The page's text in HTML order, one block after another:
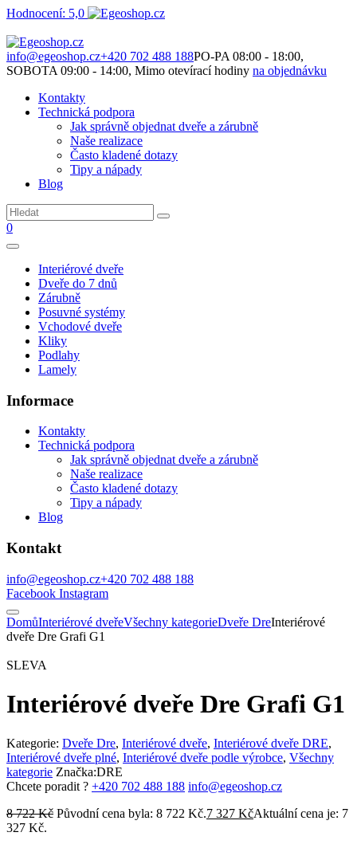
Hodnocení: 5,0
info@egeoshop.cz+420 702 488 188PO-PA 08:00 - 18:00,
SOBOTA 09:00 - 14:00, Mimo otevírací hodiny na objednávku
Kontakty
Technická podpora
Jak správně objednat dveře a zárubně
Naše realizace
Často kladené dotazy
Tipy a nápady
Blog
0
Interiérové dveře
Dveře do 7 dnů
Zárubně
Posuvné systémy
Vchodové dveře
Kliky
Podlahy
Lamely
Informace
Kontakty
Technická podpora
Jak správně objednat dveře a zárubně
Naše realizace
Často kladené dotazy
Tipy a nápady
Blog
Kontakt
info@egeoshop.cz+420 702 488 188
Facebook Instagram
DomůInteriérové dveřeVšechny kategorieDveře DreInteriérové
dveře Dre Grafi G1
SLEVA
Interiérové dveře Dre Grafi G1
Kategorie: Dveře Dre, Interiérové dveře, Interiérové dveře DRE,
Interiérové dveře plné, Interiérové dveře podle výrobce, Všechny
kategorie Značka:DRE
Chcete poradit ? +420 702 488 188 info@egeoshop.cz
8 722Kč Původní cena byla: 8 722 Kč.7 327 KčAktuální cena je: 7
327 Kč.